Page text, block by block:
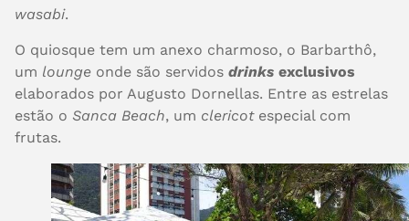
wasabi.
O quiosque tem um anexo charmoso, o Barbarthô,
um lounge onde são servidos drinks exclusivos
elaborados por Augusto Dornellas. Entre as estrelas
estão o Sanca Beach, um clericotespecial com
frutas.